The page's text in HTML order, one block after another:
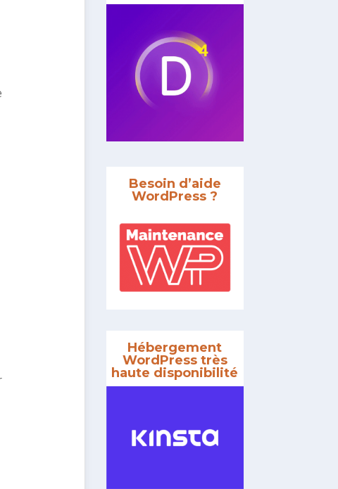
Besoin d’aide
WordPress ?
Hébergement
WordPress très
haute disponibilité